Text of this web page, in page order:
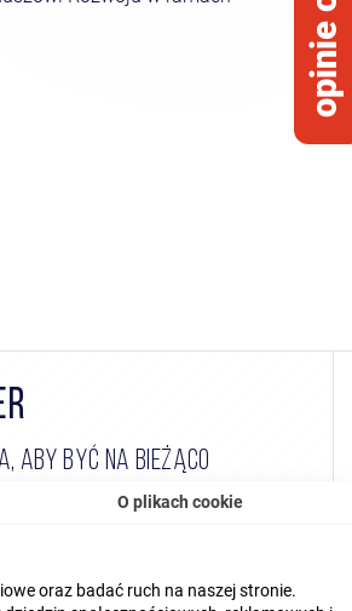
ABY BYĆ NA BIEŻĄCO
osobowych (CZYTAJ WIĘCEJ)
O plikach cookie
oraz badać ruch na naszej stronie.